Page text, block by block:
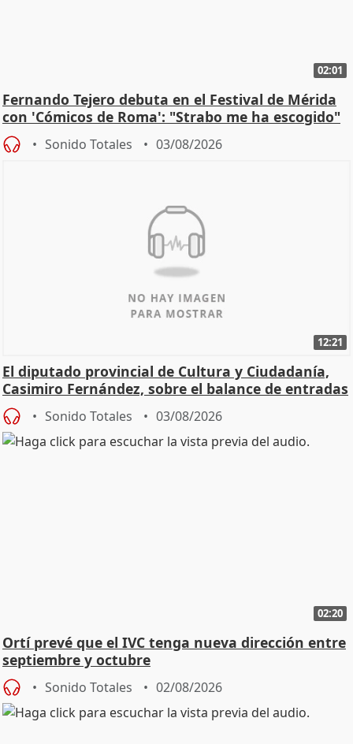
02:01
Fernando Tejero debuta en el Festival de Mérida
con 'Cómicos de Roma': "Strabo me ha escogido"
Sonido Totales 03/08/2026
12:21
El diputado provincial de Cultura y Ciudadanía,
Casimiro Fernández, sobre el balance de entradas
Sonido Totales 03/08/2026
02:20
Ortí prevé que el IVC tenga nueva dirección entre
septiembre y octubre
Sonido Totales 02/08/2026